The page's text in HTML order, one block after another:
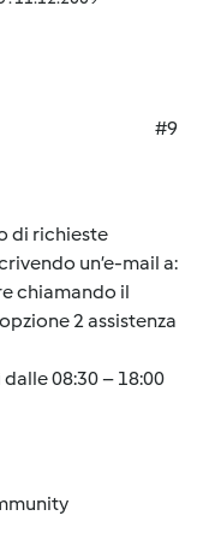
#9
di richieste
un’e-mail a:
chiamando il
2 assistenza
08:30 – 18:00